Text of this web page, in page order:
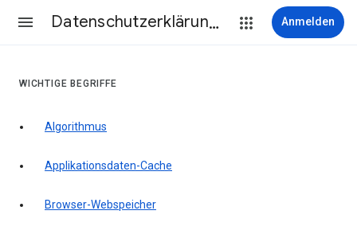
Datenschutzerklärung & Nutzungsbedingungen Anmelden
WICHTIGE BEGRIFFE
Algorithmus
Applikationsdaten-Cache
Browser-Webspeicher